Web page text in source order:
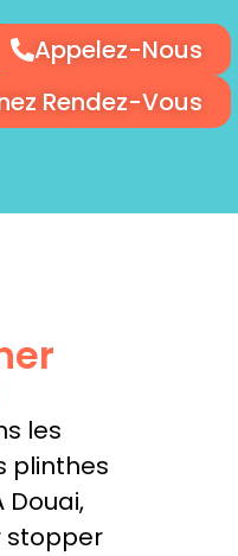
Appelez-Nous
Rendez-Vous
les
plinthes
Douai,
stopper